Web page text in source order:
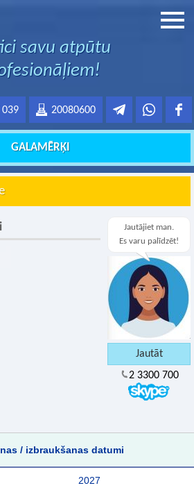
savu atpūtu
20080600
039
GALAMĒRĶI
Jautājiet man.
Es varu palīdzēt!
2 3300 700
/ izbraukšanas datumi
2027